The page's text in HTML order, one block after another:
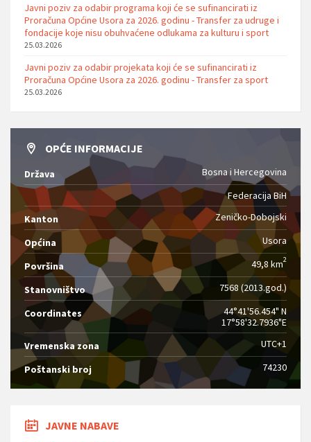
Javni poziv za odabir programa koji će se sufinancirati iz
Proračuna Općine Usora za 2026. godinu - Transfer za udruge i
fondacije koje nisu obuhvaćene odlukama za kulturu i sport
25.03.2026
Javni poziv za odabir projekata koji će se sufinancirati iz
Proračuna Općine Usora za 2026. godinu - Transfer za sport
25.03.2026
OPĆE INFORMACIJE
Država
Bosna i Hercegovina
Federacija BiH
Kanton
Zeničko-Dobojski
Općina Usora
Površina 49,8 km2
Stanovništvo 7568 (2013.god.)
Coordinates
44°41'56.454" N
17°58'32.7936"E
Vremenska zona
UTC+1
Poštanski broj 74230
JAVNE NABAVE